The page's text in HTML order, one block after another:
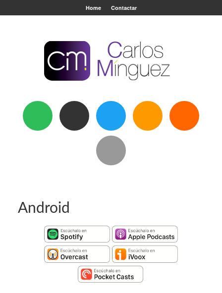
Home Contactar
Android